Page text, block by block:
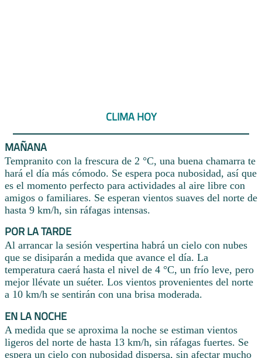
CLIMA HOY
MAÑANA
Tempranito con la frescura de 2 °C, una buena chamarra te
hará el día más cómodo. Se espera poca nubosidad, así que
es el momento perfecto para actividades al aire libre con
amigos o familiares. Se esperan vientos suaves del norte de
hasta 9 km/h, sin ráfagas intensas.
POR LA TARDE
Al arrancar la sesión vespertina habrá un cielo con nubes
que se disiparán a medida que avance el día. La
temperatura caerá hasta el nivel de 4 °C, un frío leve, pero
mejor llévate un suéter. Los vientos provenientes del norte
a 10 km/h se sentirán con una brisa moderada.
EN LA NOCHE
A medida que se aproxima la noche se estiman vientos
ligeros del norte de hasta 13 km/h, sin ráfagas fuertes. Se
espera un cielo con nubosidad dispersa, sin afectar mucho